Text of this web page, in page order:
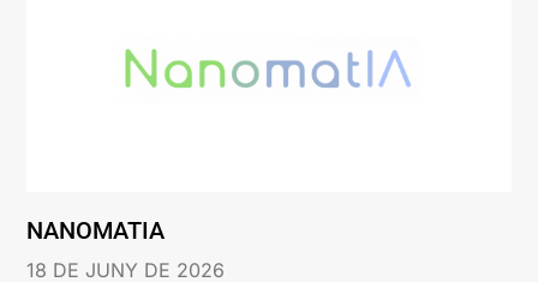
NANOMATIA
18 DE JUNY DE 2026